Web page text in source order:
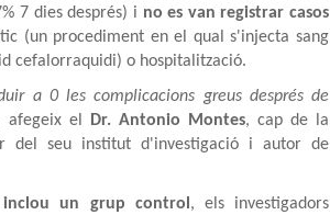
7 dies després) i no es van registrar casos
(un procediment en el qual s'injecta sang
cefalorraquidi) o hospitalització.
a 0 les complicacions greus després de
afegeix el Dr. Antonio Montes, cap de la
del seu institut d'investigació i autor de
un grup control , els investigadors